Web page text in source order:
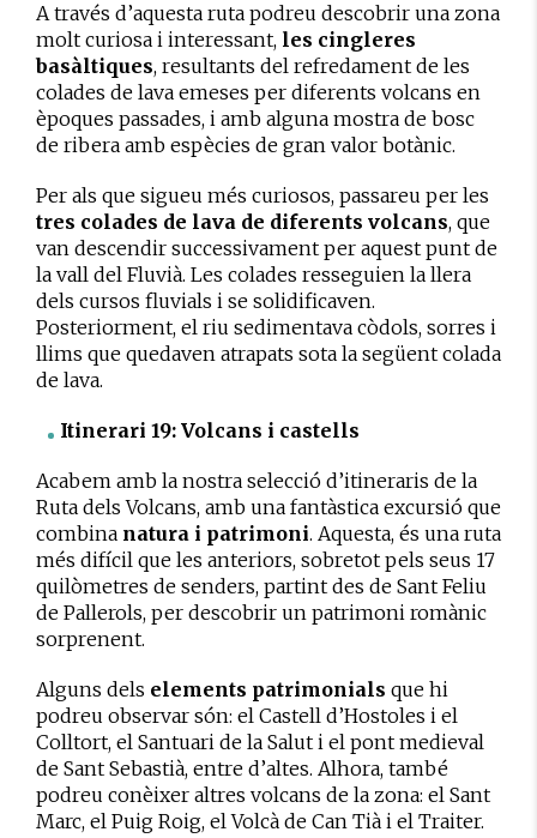
A través d’aquesta ruta podreu descobrir una zona
molt curiosa i interessant, les cingleres
basàltiques, resultants del refredament de les
colades de lava emeses per diferents volcans en
èpoques passades, i amb alguna mostra de bosc
de ribera amb espècies de gran valor botànic.
Per als que sigueu més curiosos, passareu per les
tres colades de lava de diferents volcans, que
van descendir successivament per aquest punt de
la vall del Fluvià. Les colades resseguien la llera
dels cursos fluvials i se solidificaven.
Posteriorment, el riu sedimentava còdols, sorres i
llims que quedaven atrapats sota la següent colada
de lava.
Itinerari 19: Volcans i castells
Acabem amb la nostra selecció d’itineraris de la
Ruta dels Volcans, amb una fantàstica excursió que
combina natura i patrimoni. Aquesta, és una ruta
més difícil que les anteriors, sobretot pels seus 17
quilòmetres de senders, partint des de Sant Feliu
de Pallerols, per descobrir un patrimoni romànic
sorprenent.
Alguns dels elements patrimonials que hi
podreu observar són: el Castell d’Hostoles i el
Colltort, el Santuari de la Salut i el pont medieval
de Sant Sebastià, entre d’altes. Alhora, també
podreu conèixer altres volcans de la zona: el Sant
Marc, el Puig Roig, el Volcà de Can Tià i el Traiter.